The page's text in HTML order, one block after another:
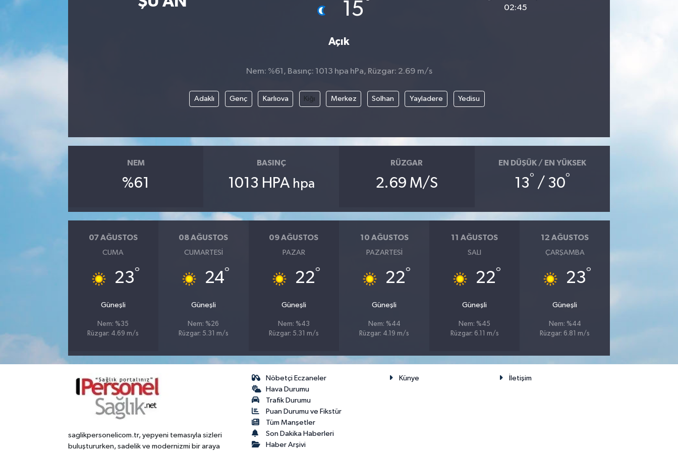
15
Açık
02:45
Nem: %61, Basınç: 1013 hpa hPa, Rüzgar: 2.69 m/s
Adaklı Genç Karlıova Kiğı Merkez Solhan Yayladere Yedisu
NEM
%61
BASINÇ
1013 HPA hpa
RÜZGAR
2.69 M/S
EN DÜŞÜK / EN YÜKSEK
13° / 30°
07 AĞUSTOS
CUMA
23°
Güneşli
Nem: %35
Rüzgar: 4.69 m/s
08 AĞUSTOS
CUMARTESI
24°
Güneşli
Nem: %26
Rüzgar: 5.31 m/s
09 AĞUSTOS
PAZAR
22°
Güneşli
Nem: %43
Rüzgar: 5.31 m/s
10 AĞUSTOS
PAZARTESI
22°
Güneşli
Nem: %44
Rüzgar: 4.19 m/s
11 AĞUSTOS
SALI
22°
Güneşli
Nem: %45
Rüzgar: 6.11 m/s
12 AĞUSTOS
ÇARŞAMBA
23°
Güneşli
Nem: %44
Rüzgar: 6.81 m/s
saglikpersonelicom.tr, yepyeni temasıyla sizleri
buluştururken, sadelik ve modernizmi bir araya
Nöbetçi Eczaneler
Hava Durumu
Trafik Durumu
Puan Durumu ve Fikstür
Tüm Manşetler
Son Dakika Haberleri
Haber Arşivi
Künye İletişim